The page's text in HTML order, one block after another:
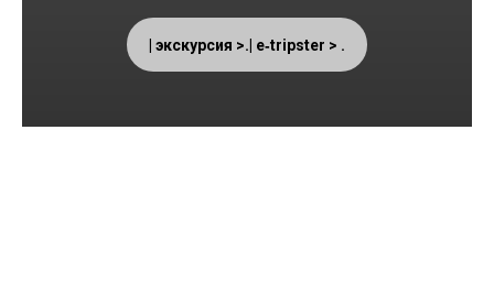
. < экскурсия >.| e‑tripster |